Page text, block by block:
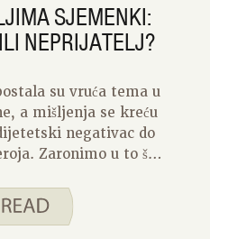
SJEMENKI:
NEPRIJATELJ?
su vruća tema u
a mišljenja se kreću
negativac do
Zaronimo u to što
donijeti informirane
konzumaciji.